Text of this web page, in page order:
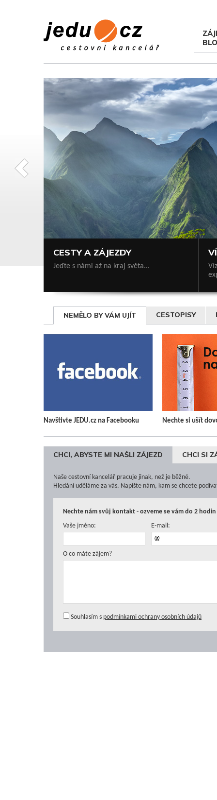
CESTY A ZÁJEZDY
Jeďte s námi až na kraj světa...
NEMĚLO BY VÁM UJÍT CESTOPISY
Navštivte JEDU.cz na Facebooku Nechte si ušít
CHCI, ABYSTE MI NAŠLI ZÁJEZD CHCI SI
Naše cestovní kancelář pracuje jinak, než je běžné.
Hledání uděláme za vás. Napište nám, kam se chcete
Nechte nám svůj kontakt - ozveme se vám do 2
Vaše jméno:
E-mail:
O co máte zájem?
Souhlasím s podmínkami ochrany osobních údajů